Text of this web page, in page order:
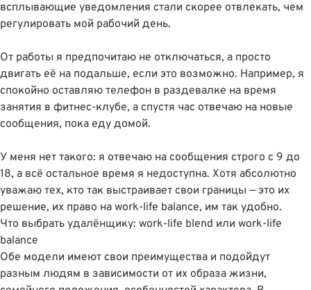
всплывающие уведомления стали скорее отвлекать, чем
регулировать мой рабочий день.
От работы я предпочитаю не отключаться, а просто
двигать её на подальше, если это возможно. Например, я
спокойно оставляю телефон в раздевалке на время
занятия в фитнес-клубе, а спустя час отвечаю на новые
сообщения, пока еду домой.
У меня нет такого: я отвечаю на сообщения строго с 9 до
18, а всё остальное время я недоступна. Хотя абсолютно
уважаю тех, кто так выстраивает свои границы — это их
решение, их право на work-life balance, им так удобно.
Что выбрать удалёнщику: work-life blend или work-life
balance
Обе модели имеют свои преимущества и подойдут
разным людям в зависимости от их образа жизни,